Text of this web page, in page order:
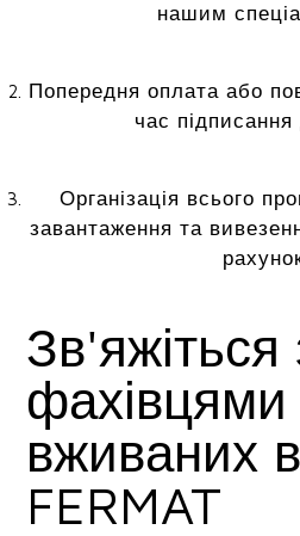
нашим
Попередня оплата або
час підписання
Організація всього
завантаження та
Зв'яжіться
фахівцями
вживаних
FERMAT